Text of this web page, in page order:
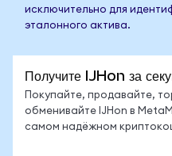
исключительно для
эталонного актива.
Получите IJHon за
Покупайте, продавайте,
обменивайте IJHon в
самом надёжном